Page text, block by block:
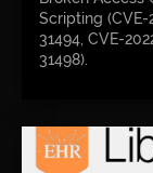
Scripting (CVE-
31494, CVE-
31498).